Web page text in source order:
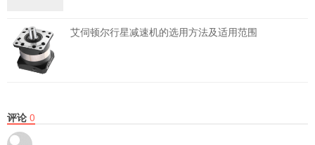
艾伺顿尔行星减速机的选用方法及适用范围
评论 0